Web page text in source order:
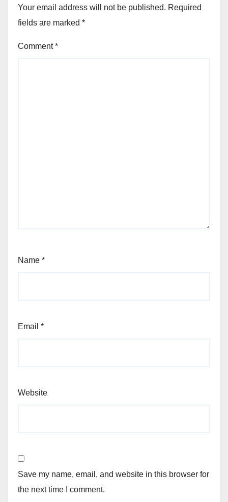
Your email address will not be published. Required
fields are marked *
Comment*
Name *
Email *
Website
Save my name, email, and website in this browser for
the next time I comment.